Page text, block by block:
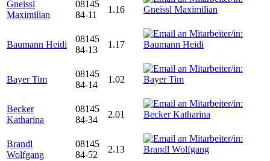
Gneissl
Maximilian
08145
84-11
1.16
Baumann Heidi
08145
84-13
1.17
Bayer Tim
08145
84-14
1.02
Becker
Katharina
08145
84-34
2.01
Brandl
Wolfgang
08145
84-52
2.13